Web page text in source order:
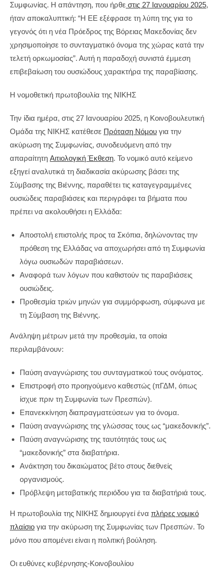
Συμφωνίας. Η απάντηση, που ήρθε στις 27 Ιανουαρίου 2025,
ήταν αποκαλυπτική: “Η ΕΕ εξέφρασε τη λύπη της για το
γεγονός ότι η νέα Πρόεδρος της Βόρειας Μακεδονίας δεν
χρησιμοποίησε το συνταγματικό όνομα της χώρας κατά την
τελετή ορκωμοσίας”. Αυτή η παραδοχή συνιστά έμμεση
επιβεβαίωση του ουσιώδους χαρακτήρα της παραβίασης.
Η νομοθετική πρωτοβουλία της ΝΙΚΗΣ
Την ίδια ημέρα, στις 27 Ιανουαρίου 2025, η Κοινοβουλευτική
Ομάδα της ΝΙΚΗΣ κατέθεσε Πρόταση Νόμου για την
ακύρωση της Συμφωνίας, συνοδευόμενη από την
απαραίτητη Αιτιολογική Έκθεση. Το νομικό αυτό κείμενο
εξηγεί αναλυτικά τη διαδικασία ακύρωσης βάσει της
Σύμβασης της Βιέννης, παραθέτει τις καταγεγραμμένες
ουσιώδεις παραβιάσεις και περιγράφει τα βήματα που
πρέπει να ακολουθήσει η Ελλάδα:
Αποστολή επιστολής προς τα Σκόπια, δηλώνοντας την
πρόθεση της Ελλάδας να αποχωρήσει από τη Συμφωνία
λόγω ουσιωδών παραβιάσεων.
Αναφορά των λόγων που καθιστούν τις παραβιάσεις
ουσιώδεις.
Προθεσμία τριών μηνών για συμμόρφωση, σύμφωνα με
τη Σύμβαση της Βιέννης.
Ανάληψη μέτρων μετά την προθεσμία, τα οποία
περιλαμβάνουν:
Παύση αναγνώρισης του συνταγματικού τους ονόματος.
Επιστροφή στο προηγούμενο καθεστώς (πΓΔΜ, όπως
ίσχυε πριν τη Συμφωνία των Πρεσπών).
Επανεκκίνηση διαπραγματεύσεων για το όνομα.
Παύση αναγνώρισης της γλώσσας τους ως “μακεδονικής”.
Παύση αναγνώρισης της ταυτότητάς τους ως
“μακεδονικής” στα διαβατήρια.
Ανάκτηση του δικαιώματος βέτο στους διεθνείς
οργανισμούς.
Πρόβλεψη μεταβατικής περιόδου για τα διαβατήριά τους.
Η πρωτοβουλία της ΝΙΚΗΣ δημιουργεί ένα πλήρες νομικό
πλαίσιο για την ακύρωση της Συμφωνίας των Πρεσπών. Το
μόνο που απομένει είναι η πολιτική βούληση.
Οι ευθύνες κυβέρνησης-Κοινοβουλίου